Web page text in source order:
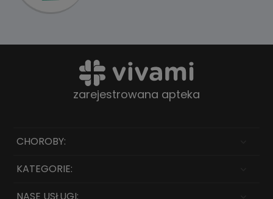
zarejestrowana apteka
CHOROBY:
KATEGORIE:
NASE USŁUGI: